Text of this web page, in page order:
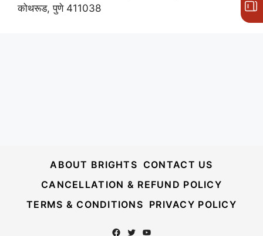
कोथरूड, पुणे 411038
ABOUT BRIGHTS CONTACT US
CANCELLATION & REFUND POLICY
TERMS & CONDITIONS PRIVACY POLICY
Facebook
TwitterYouTube